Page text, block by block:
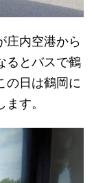
庄内空港から
るとバスで鶴
の日は鶴岡に
す。